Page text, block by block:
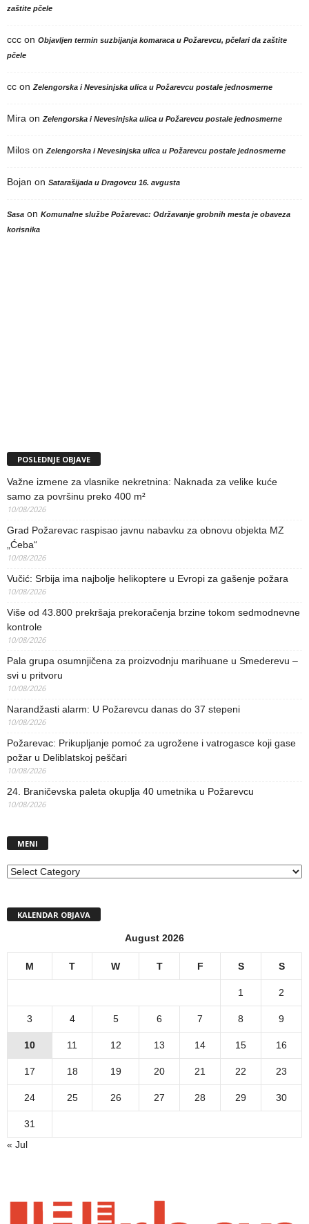
zaštite pčele
ccc on Objavljen termin suzbijanja komaraca u Požarevcu, pčelari da zaštite
pčele
cc on Zelengorska i Nevesinjska ulica u Požarevcu postale jednosmerne
Mira on Zelengorska i Nevesinjska ulica u Požarevcu postale jednosmerne
Milos on Zelengorska i Nevesinjska ulica u Požarevcu postale jednosmerne
Bojan on Satarašijada u Dragovcu 16. avgusta
Sasa on Komunalne službe Požarevac: Održavanje grobnih mesta je obaveza
korisnika
POSLEDNJE OBJAVE
Važne izmene za vlasnike nekretnina: Naknada za velike kuće
samo za površinu preko 400 m²
10/08/2026
Grad Požarevac raspisao javnu nabavku za obnovu objekta MZ
„Ćeba“
10/08/2026
Vučić: Srbija ima najbolje helikoptere u Evropi za gašenje požara
10/08/2026
Više od 43.800 prekršaja prekoračenja brzine tokom sedmodnevne
kontrole
10/08/2026
Pala grupa osumnjičena za proizvodnju marihuane u Smederevu –
svi u pritvoru
10/08/2026
Narandžasti alarm: U Požarevcu danas do 37 stepeni
10/08/2026
Požarevac: Prikupljanje pomoć za ugrožene i vatrogasce koji gase
požar u Deliblatskoj peščari
10/08/2026
24. Braničevska paleta okuplja 40 umetnika u Požarevcu
10/08/2026
MENI
MENI
KALENDAR OBJAVA
August 2026
M T W T F S S
1 2
3 4 5 6 7 8 9
10 11 12 13 14 15 16
17 18 19 20 21 22 23
24 25 26 27 28 29 30
31
« Jul